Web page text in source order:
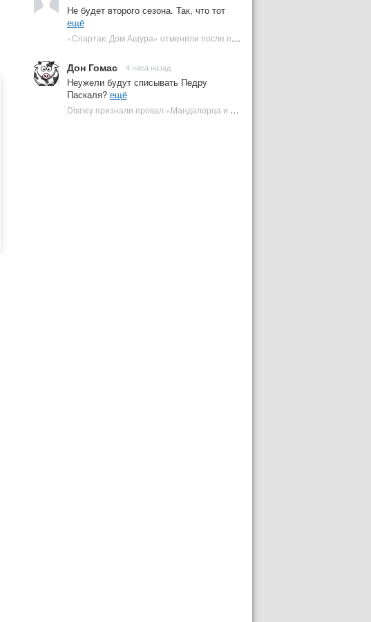
Не будет второго сезона. Так, что тот
ещё
«Спартак: Дом Ашура» отменили после первого сезона | Plugged In Ru
Дон Гомас 4 часа назад
Неужели будут списывать Педру
Паскаля? ещё
Disney признали провал «Мандалорца и Грогу» и еще одной новинки | Plugged In Ru